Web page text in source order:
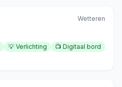
Wetteren
💡 Verlichting 📺 Digitaal bord